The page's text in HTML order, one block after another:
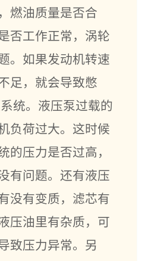
燃油质量是否合
否工作正常，涡轮
。如果发动机转速
足，就会导致憋
统。液压泵过载的
负荷过大。这时候
的压力是否过高，
有问题。还有液压
没有变质，滤芯有
压油里有杂质，可
致压力异常。另